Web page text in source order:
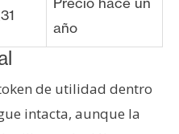
año
de utilidad dentro
intacta, aunque la